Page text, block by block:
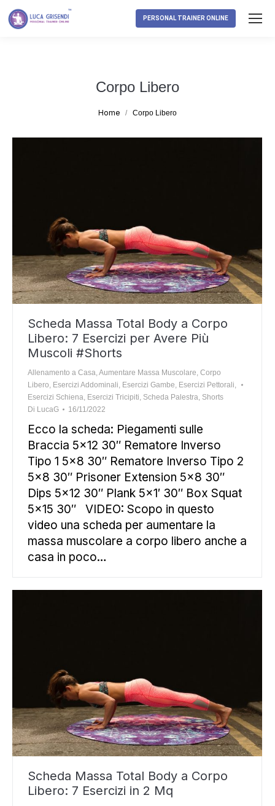
PERSONAL TRAINER ONLINE
Corpo Libero
Tu sei qui:
Home Corpo Libero
Scheda Massa Total Body a Corpo
Libero: 7 Esercizi per Avere Più
Muscoli #Shorts
Allenamento a Casa,Aumentare Massa Muscolare, Corpo
Libero, Esercizi Addominali, Esercizi Gambe, Esercizi Pettorali,
Esercizi Schiena, Esercizi Tricipiti, Scheda Palestra, Shorts
Di LucaG 16/11/2022
Ecco la scheda: Piegamenti sulle
Braccia 5×12 30″ Rematore Inverso
Tipo 1 5×8 30″ Rematore Inverso Tipo 2
5×8 30″ Prisoner Extension 5×8 30″
Dips 5×12 30″ Plank 5×1′ 30″ Box Squat
5×15 30″ VIDEO: Scopo in questo
video una scheda per aumentare la
massa muscolare a corpo libero anche a
casa in poco…
Scheda Massa Total Body a Corpo
Libero: 7 Esercizi in 2 Mq